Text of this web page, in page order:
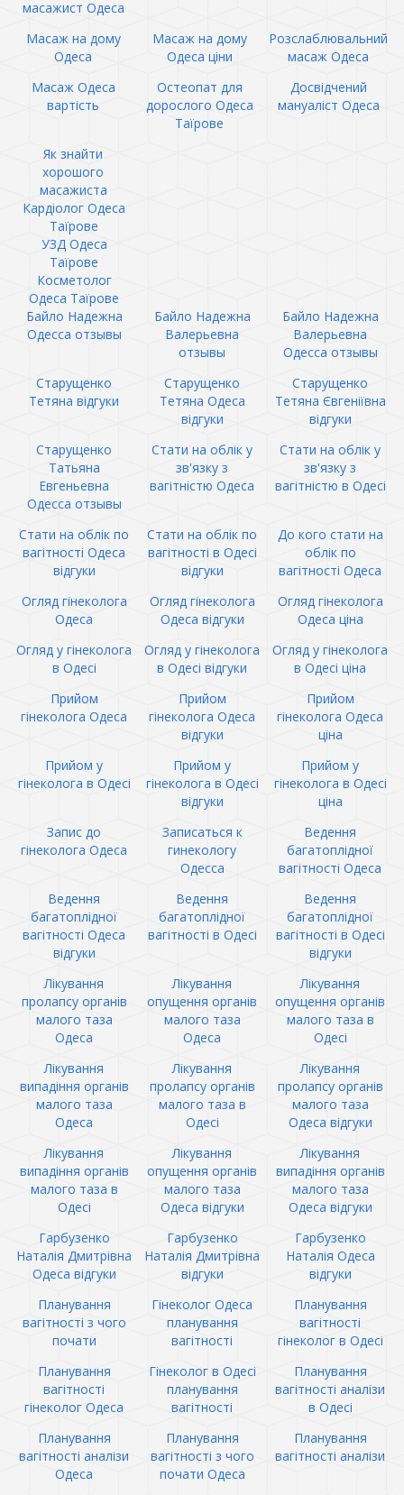
масажист Одеса
Масаж на дому
Одеса
Масаж на дому
Одеса ціни
Розслаблювальний
масаж Одеса
Масаж Одеса
вартість
Остеопат для
дорослого Одеса
Таїрове
Досвідчений
мануаліст Одеса
Як знайти
хорошого
масажиста
Кардіолог Одеса
Таїрове
УЗД Одеса
Таїрове
Косметолог
Одеса Таїрове
Байло Надежна
Одесса отзывы
Байло Надежна
Валерьевна
отзывы
Байло Надежна
Валерьевна
Одесса отзывы
Старущенко
Тетяна відгуки
Старущенко
Тетяна Одеса
відгуки
Старущенко
Тетяна Євгеніївна
відгуки
Старущенко
Татьяна
Евгеньевна
Одесса отзывы
Стати на облік у
зв'язку з
вагітністю Одеса
Стати на облік у
зв'язку з
вагітністю в Одесі
Стати на облік по
вагітності Одеса
відгуки
Стати на облік по
вагітності в Одесі
відгуки
До кого стати на
облік по
вагітності Одеса
Огляд гінеколога
Одеса
Огляд гінеколога
Одеса відгуки
Огляд гінеколога
Одеса ціна
Огляд у гінеколога
в Одесі
Огляд у гінеколога
в Одесі відгуки
Огляд у гінеколога
в Одесі ціна
Прийом
гінеколога Одеса
Прийом
гінеколога Одеса
відгуки
Прийом
гінеколога Одеса
ціна
Прийом у
гінеколога в Одесі
Прийом у
гінеколога в Одесі
відгуки
Прийом у
гінеколога в Одесі
ціна
Запис до
гінеколога Одеса
Записаться к
гинекологу
Одесса
Ведення
багатоплідної
вагітності Одеса
Ведення
багатоплідної
вагітності Одеса
відгуки
Ведення
багатоплідної
вагітності в Одесі
Ведення
багатоплідної
вагітності в Одесі
відгуки
Лікування
пролапсу органів
малого таза
Одеса
Лікування
опущення органів
малого таза
Одеса
Лікування
опущення органів
малого таза в
Одесі
Лікування
випадіння органів
малого таза
Одеса
Лікування
пролапсу органів
малого таза в
Одесі
Лікування
пролапсу органів
малого таза
Одеса відгуки
Лікування
випадіння органів
малого таза в
Одесі
Лікування
опущення органів
малого таза
Одеса відгуки
Лікування
випадіння органів
малого таза
Одеса відгуки
Гарбузенко
Наталія Дмитрівна
Одеса відгуки
Гарбузенко
Наталія Дмитрівна
відгуки
Гарбузенко
Наталія Одеса
відгуки
Планування
вагітності з чого
почати
Гінеколог Одеса
планування
вагітності
Планування
вагітності
гінеколог в Одесі
Планування
вагітності
гінеколог Одеса
Гінеколог в Одесі
планування
вагітності
Планування
вагітності аналізи
в Одесі
Планування
вагітності аналізи
Одеса
Планування
вагітності з чого
почати Одеса
Планування
вагітності аналізи